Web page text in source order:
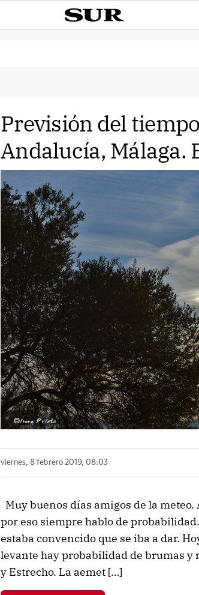
Previsión del
Andalucía, Málaga.
viernes, 8 febrero 2019, 08:03
Muy buenos días amigos de la
por eso siempre hablo de
estaba convencido que se iba a dar.
levante hay probabilidad de brumas y
y Estrecho. La aemet […]